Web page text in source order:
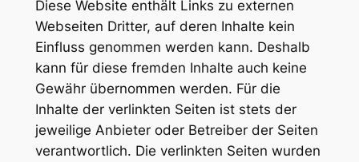
Diese Website enthält Links zu externen
Webseiten Dritter, auf deren Inhalte kein
Einfluss genommen werden kann. Deshalb
kann für diese fremden Inhalte auch keine
Gewähr übernommen werden. Für die
Inhalte der verlinkten Seiten ist stets der
jeweilige Anbieter oder Betreiber der Seiten
verantwortlich. Die verlinkten Seiten wurden